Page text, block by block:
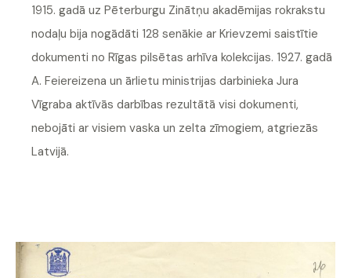
1915. gadā uz Pēterburgu Zinātņu akadēmijas rokrakstu
nodaļu bija nogādāti 128 senākie ar Krievzemi saistītie
dokumenti no Rīgas pilsētas arhīva kolekcijas. 1927. gadā
A. Feiereizena un ārlietu ministrijas darbinieka Jura
Vīgraba aktīvās darbības rezultātā visi dokumenti,
nebojāti ar visiem vaska un zelta zīmogiem, atgriezās
Latvijā.